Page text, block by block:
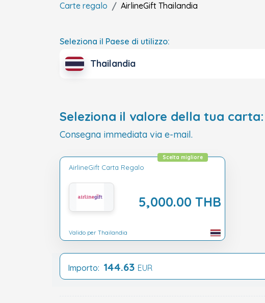
Carte regalo AirlineGift Thailandia
Seleziona il Paese di utilizzo:
Thailandia
Seleziona il valore della tua carta:
Consegna immediata via e-mail.
AirlineGift Carta Regalo
5,000.00 THB
Scelta migliore
Valido per Thailandia
Importo: 144.63 EUR